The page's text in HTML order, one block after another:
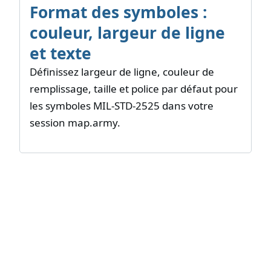
Format des symboles :
couleur, largeur de ligne
et texte
Définissez largeur de ligne, couleur de
remplissage, taille et police par défaut pour
les symboles MIL-STD-2525 dans votre
session map.army.